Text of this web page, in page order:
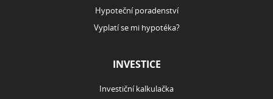
Hypoteční poradenství
Vyplatí se mi hypotéka?
INVESTICE
Investiční kalkulačka